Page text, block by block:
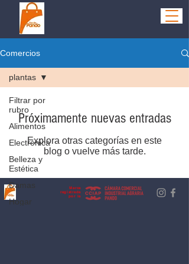
Comercios
Filtrar por
rubro
Alimentos
Electrónica
Belleza y
Estética
Damas
Hogar
plantas
Próximamente nuevas entradas
Explora otras categorías en este
blog o vuelve más tarde.
Marca
registrada
por la